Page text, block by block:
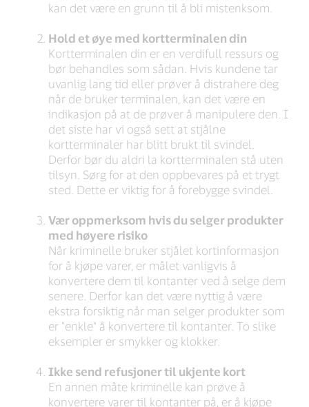
kan det være en grunn til å bli mistenksom.
Hold et øye med kortterminalen din
Kortterminalen din er en verdifull ressurs og
bør behandles som sådan. Hvis kundene tar
uvanlig lang tid eller prøver å distrahere deg
når de bruker terminalen, kan det være en
indikasjon på at de prøver å manipulere den. I
det siste har vi også sett at stjålne
kortterminaler har blitt brukt til svindel.
Derfor bør du aldri la kortterminalen stå uten
tilsyn. Sørg for at den oppbevares på et trygt
sted. Dette er viktig for å forebygge svindel.
Vær oppmerksom hvis du selger produkter
med høyere risiko
Når kriminelle bruker stjålet kortinformasjon
for å kjøpe varer, er målet vanligvis å
konvertere dem til kontanter ved å selge dem
senere. Derfor kan det være nyttig å være
ekstra forsiktig når man selger produkter som
er "enkle" å konvertere til kontanter. To slike
eksempler er smykker og klokker.
Ikke send refusjoner til ukjente kort
En annen måte kriminelle kan prøve å
konvertere varer til kontanter på, er å kjøpe